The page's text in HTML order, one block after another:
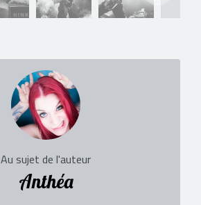
Au sujet de l'auteur
Anthéa